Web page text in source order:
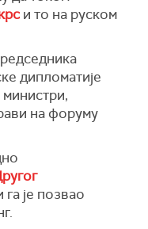
и то на руском
дипломатије
на форуму
га је позвао